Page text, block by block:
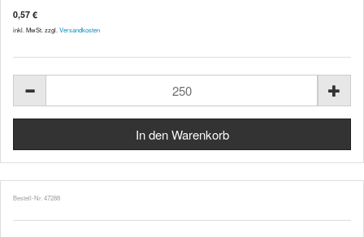
0,57 €
inkl. MwSt. zzgl. Versandkosten
Bestell-Nr. 47288